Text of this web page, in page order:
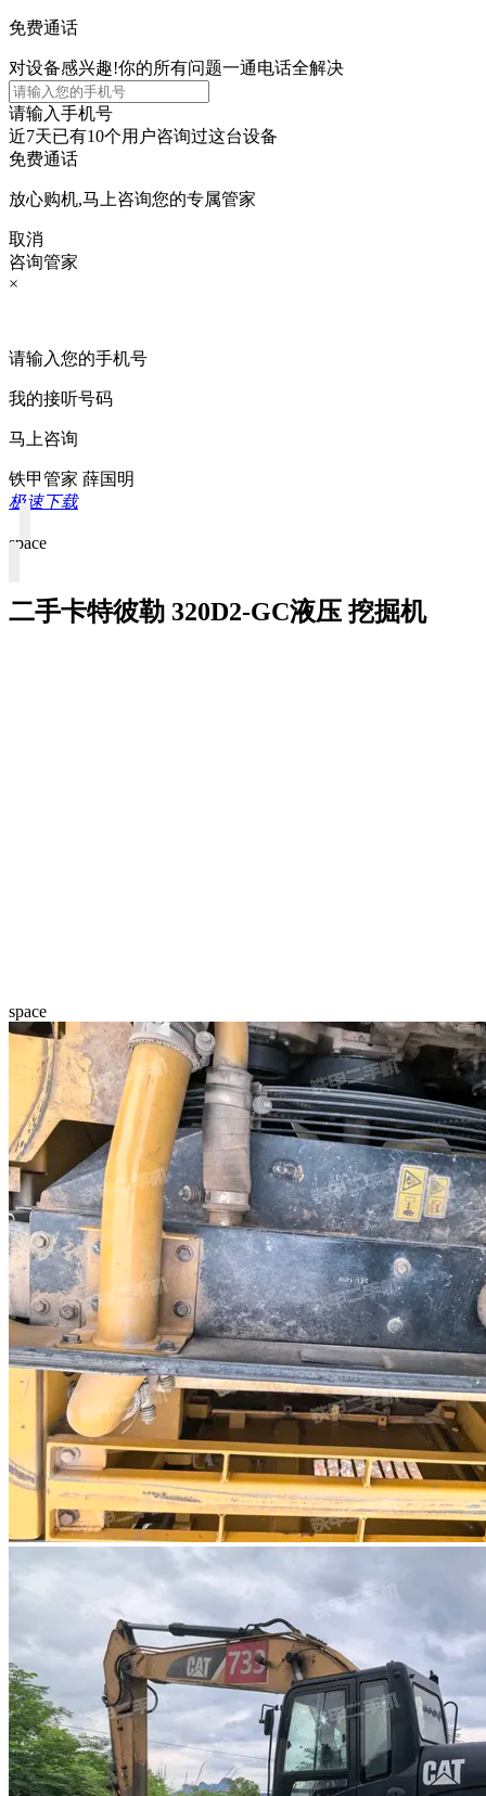
免费通话
对设备感兴趣!你的所有问题一通电话全解决
请输入手机号
近7天已有10个用户咨询过这台设备
免费通话
放心购机,马上咨询您的专属管家
取消
咨询管家
×
请输入您的手机号
我的接听号码
马上咨询
铁甲管家 薛国明
极速下载
space
二手卡特彼勒 320D2-GC液压 挖掘机
space